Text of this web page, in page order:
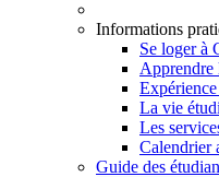
Informations
Se loger à
Apprendre
La vie
Les
Calendrier
Guide des